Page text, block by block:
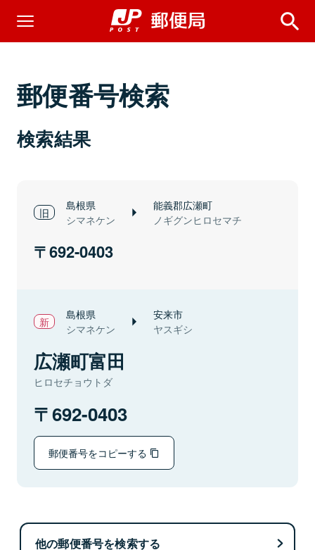
郵便番号検索
検索結果
島根県
シマネケン
能義郡広瀬町
ノギグンヒロセマチ
692-0403
島根県
シマネケン
安来市
ヤスギシ
広瀬町富田
ヒロセチョウトダ
692-0403
郵便番号をコピーする
他の郵便番号を検索する